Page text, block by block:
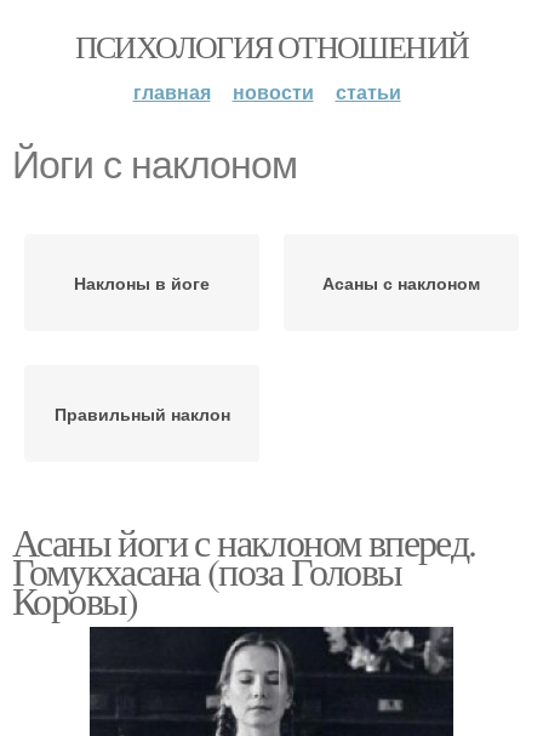
ПСИХОЛОГИЯ ОТНОШЕНИЙ
главная новости статьи
Йоги с наклоном
Наклоны в йоге Асаны с наклоном
Правильный наклон
Асаны йоги с наклоном вперед.
Гомукхасана (поза Головы
Коровы)